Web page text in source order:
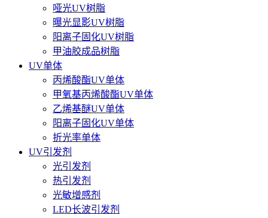
哑光UV树脂
曝光显影UV树脂
阳离子固化UV树脂
甲油胶成品树脂
UV单体
丙烯酸酯UV单体
甲氧基丙烯酸酯UV单体
乙烯基醚UV单体
阳离子固化UV单体
折光率单体
UV引发剂
光引发剂
热引发剂
光敏增感剂
LED长波引发剂